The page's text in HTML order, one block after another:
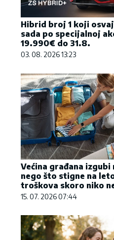
Hibrid broj 1 koji
sada po specijalnoj
19.990€ do 31.8.
03. 08. 2026 13:23
Većina građana izgubi
nego što stigne na
troškova skoro niko
15. 07. 2026 07:44